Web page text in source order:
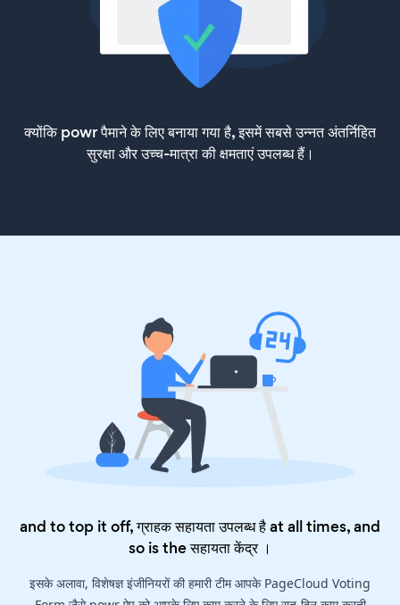
क्योंकि powr पैमाने के लिए बनाया गया है, इसमें सबसे उन्नत अंतर्निहित
सुरक्षा और उच्च-मात्रा की क्षमताएं उपलब्ध हैं।
and to top it off, ग्राहक सहायता उपलब्ध है at all times, and
so is theसहायता केंद्र।
इसके अलावा, विशेषज्ञ इंजीनियरों की हमारी टीम आपके PageCloud Voting